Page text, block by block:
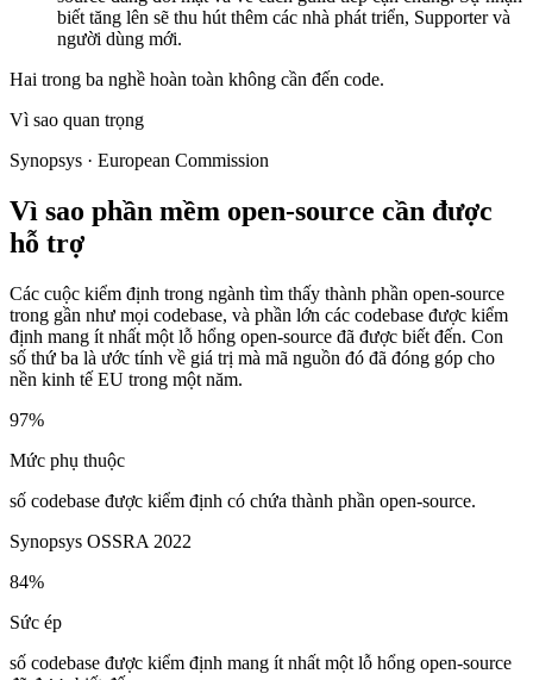
biết tăng lên sẽ thu hút thêm các nhà phát triển, Supporter và
người dùng mới.
Hai trong ba nghề hoàn toàn không cần đến code.
Vì sao quan trọng
Synopsys · European Commission
Vì sao phần mềm open-source cần được
hỗ trợ
Các cuộc kiểm định trong ngành tìm thấy thành phần open-source
trong gần như mọi codebase, và phần lớn các codebase được kiểm
định mang ít nhất một lỗ hổng open-source đã được biết đến. Con
số thứ ba là ước tính về giá trị mà mã nguồn đó đã đóng góp cho
nền kinh tế EU trong một năm.
97%
Mức phụ thuộc
số codebase được kiểm định có chứa thành phần open-source.
Synopsys OSSRA 2022
84%
Sức ép
số codebase được kiểm định mang ít nhất một lỗ hổng open-source